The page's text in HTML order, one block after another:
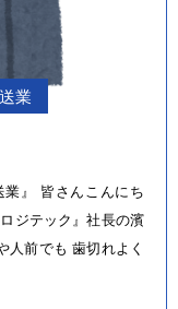
業
』 皆さんこんにち
ジテック』社長の濱
前でも 歯切れよく